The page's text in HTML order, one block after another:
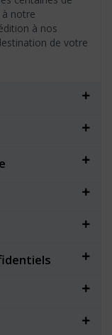
à notre
à nos
de votre